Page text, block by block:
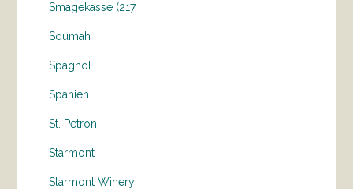
Smagekasse (217
Soumah
Spagnol
Spanien
St. Petroni
Starmont
Starmont Winery